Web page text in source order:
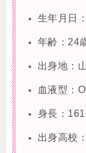
生年月日
年齢：24
出身地：
血液型：
身長：
出身高校